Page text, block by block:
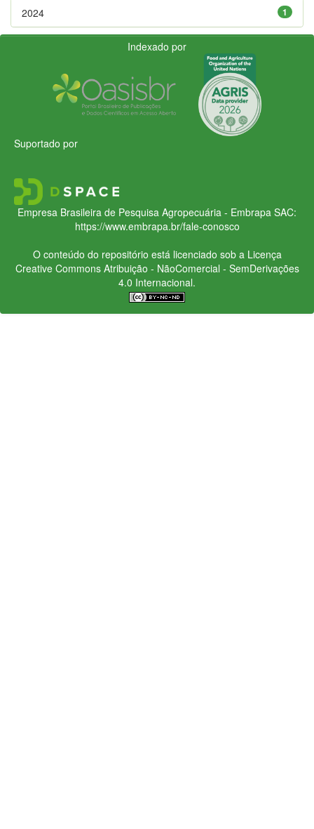
1
2024
Indexado por
Suportado por
Empresa Brasileira de Pesquisa Agropecuária - Embrapa SAC:
https://www.embrapa.br/fale-conosco
O conteúdo do repositório está licenciado sob a Licença
Creative CommonsAtribuição - NãoComercial - SemDerivações
4.0 Internacional.